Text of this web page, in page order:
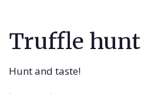
Truffle hunt
Hunt and taste!